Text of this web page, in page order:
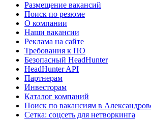
Размещение вакансий
Поиск по резюме
О компании
Наши вакансии
Реклама на сайте
Требования к ПО
Безопасный HeadHunter
HeadHunter API
Партнерам
Инвесторам
Каталог компаний
Поиск по вакансиям в
Сетка: соцсеть для нетворкинга